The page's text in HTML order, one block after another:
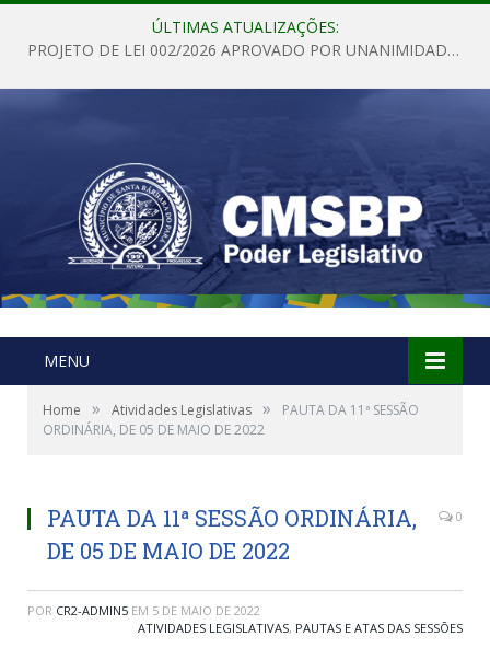
ÚLTIMAS ATUALIZAÇÕES:
PROJETO DE LEI 002/2026 APROVADO POR UNANIMIDADE EM SESSÃO ORDINÁRIA NESTA QUINTA – FEIRA 28 DE MAIO DE 2026
MENU
Home » Atividades Legislativas »
PAUTA DA 11ª SESSÃO
ORDINÁRIA, DE 05 DE MAIO DE 2022
PAUTA DA 11ª SESSÃO ORDINÁRIA,
DE 05 DE MAIO DE 2022
0
POR CR2-ADMIN5 EM 5 DE MAIO DE 2022
ATIVIDADES LEGISLATIVAS, PAUTAS E ATAS DAS SESSÕES